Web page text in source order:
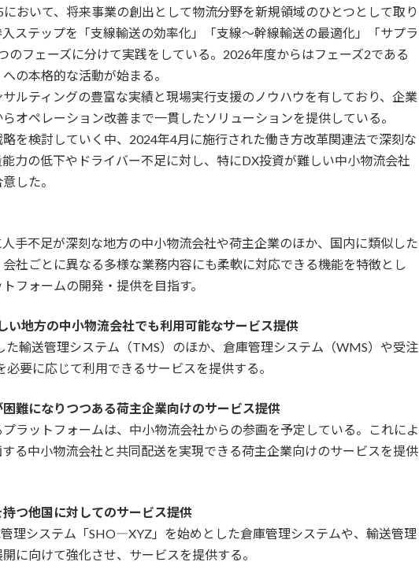
おいて、将来事業の創出として物流分野を新規領域のひとつとして取り
ステップを「支線輸送の効率化」「支線～幹線輸送の最適化」「サプラ
のフェーズに分けて実践をしている。2026年度からはフェーズ2である
の本格的な活動が始まる。
ルティングの豊富な実績と現場実行支援のノウハウを有しており、企業
オペレーション改善まで一貫したソリューションを提供している。
を検討していく中、2024年4月に施行された働き方改革関連法で深刻な
力の低下やドライバー不足に対し、特にDX投資が難しい中小物流会社
した。
手不足が深刻な地方の中小物流会社や荷主企業のほか、国内に類似した
社ごとに異なる多様な業務内容にも柔軟に対応できる機能を特徴とし
フォームの開発・提供を目指す。
い地方の中小物流会社でも利用可能なサービス提供
輸送管理システム（TMS）のほか、倉庫管理システム（WMS）や受注
要に応じて利用できるサービスを提供する。
難になりつつある荷主企業向けのサービス提供
ラットフォームは、中小物流会社からの参画を予定している。これによ
る中小物流会社と共同配送を実現できる荷主企業向けのサービスを提供
つ他国に対してのサービス提供
理システム「SHO―XYZ」を始めとした倉庫管理システムや、輸送管理
に向けて強化させ、サービスを提供する。